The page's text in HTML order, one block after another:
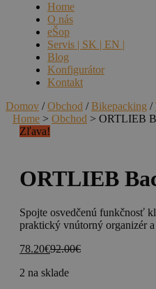
Home
O nás
eŠop
Servis | SK | EN |
Blog
Konfigurátor
Kontakt
Domov /Obchod /Bikepacking /
Home > Obchod > ORTLIEB
Zľava!
ORTLIEB
Spojte osvedčenú funkčnosť
praktický vnútorný organizér
78.20€92.00€
2 na sklade